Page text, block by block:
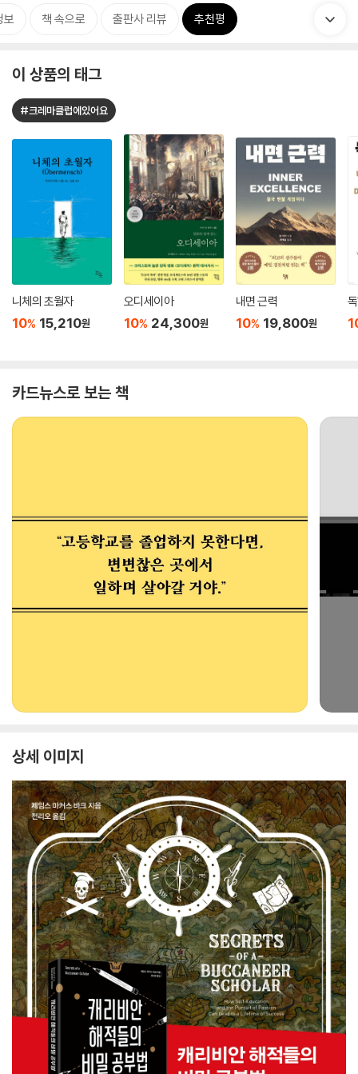
보 책 속으로 출판사 리뷰 추천평
이 상품의 태그
#크레마클럽에있어요
니체의 초월자
10% 15,210원
오디세이아
10% 24,300원
내면 근력
10% 19,800원
카드뉴스로 보는 책
상세 이미지